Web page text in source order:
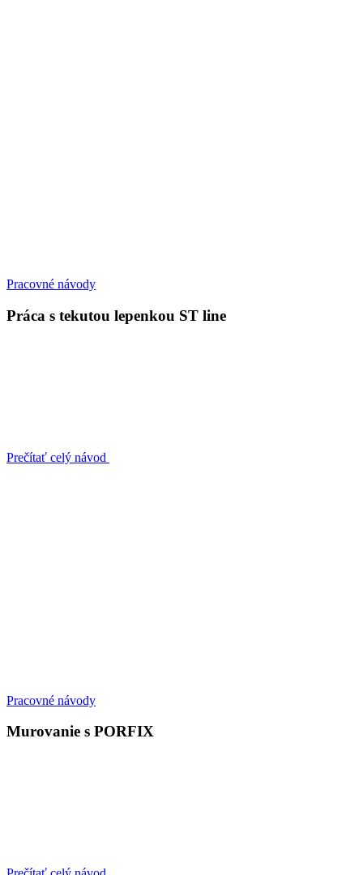
Pracovné návody
Práca s tekutou lepenkou ST line
Prečítať celý návod
Pracovné návody
Murovanie s PORFIX